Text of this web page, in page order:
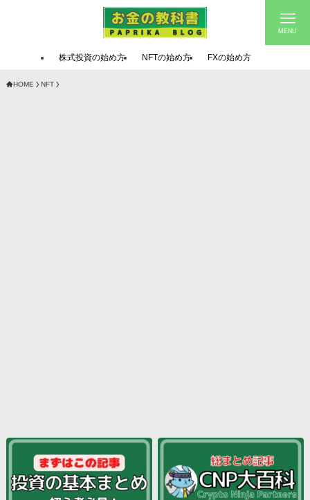
MENU
株式投資の始め方 NFTの始め方 FXの始め方
HOME NFT